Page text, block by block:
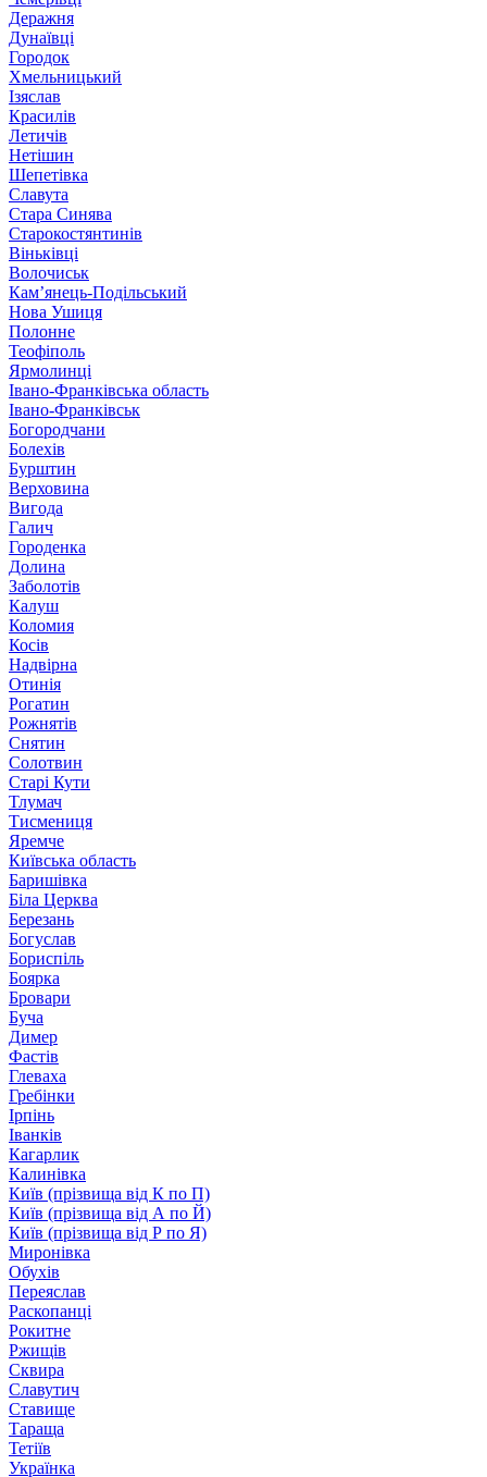
Деражня
Дунаївці
Городок
Хмельницький
Ізяслав
Красилів
Летичів
Нетішин
Шепетівка
Славута
Стара Синява
Старокостянтинів
Віньківці
Волочиськ
Кам’янець-Подільський
Нова Ушиця
Полонне
Теофіполь
Ярмолинці
Івано-Франківська область
Івано-Франківськ
Богородчани
Болехів
Бурштин
Верховина
Вигода
Галич
Городенка
Долина
Заболотів
Калуш
Коломия
Косів
Надвірна
Отинія
Рогатин
Рожнятів
Снятин
Солотвин
Старі Кути
Тлумач
Тисмениця
Яремче
Київська область
Баришівка
Біла Церква
Березань
Богуслав
Бориспіль
Боярка
Бровари
Буча
Димер
Фастів
Глеваха
Гребінки
Ірпінь
Іванків
Кагарлик
Калинівка
Київ (прізвища від К по П)
Київ (прізвища від А по Й)
Київ (прізвища від Р по Я)
Миронівка
Обухів
Переяслав
Раскопанці
Рокитне
Ржищів
Сквира
Славутич
Ставище
Тараща
Тетіїв
Українка